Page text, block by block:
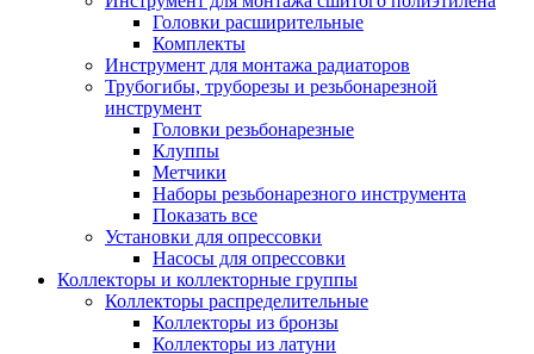
Головки расширительные
Комплекты
Инструмент для монтажа радиаторов
Трубогибы, труборезы и резьбонарезной
инструмент
Головки резьбонарезные
Клуппы
Метчики
Наборы резьбонарезного инструмента
Показать все
Установки для опрессовки
Насосы для опрессовки
Коллекторы и коллекторные группы
Коллекторы распределительные
Коллекторы из бронзы
Коллекторы из латуни